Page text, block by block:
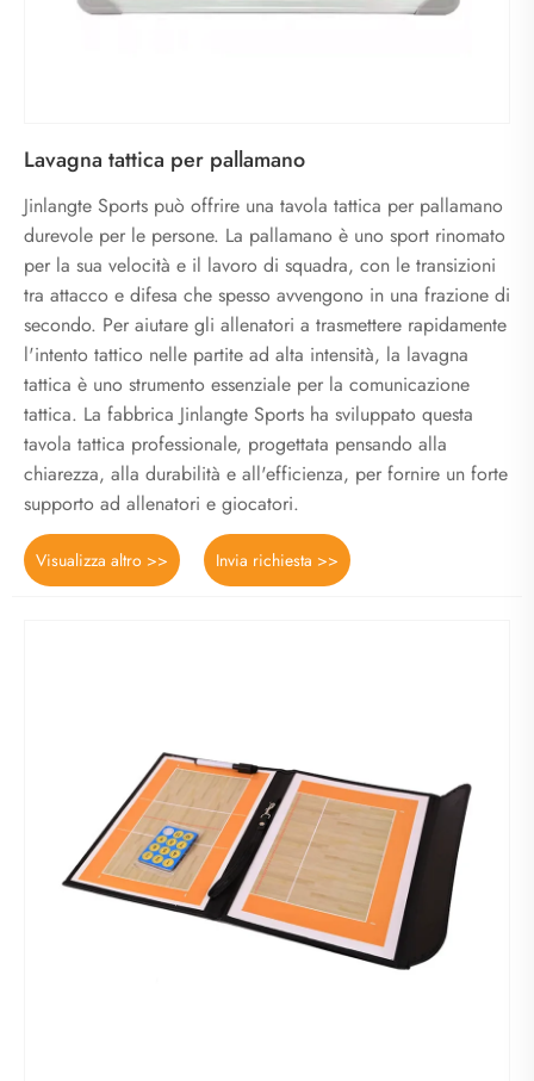
Lavagna tattica per pallamano
Jinlangte Sports può offrire una tavola tattica per pallamano
durevole per le persone. La pallamano è uno sport rinomato
per la sua velocità e il lavoro di squadra, con le transizioni
tra attacco e difesa che spesso avvengono in una frazione di
secondo. Per aiutare gli allenatori a trasmettere rapidamente
l'intento tattico nelle partite ad alta intensità, la lavagna
tattica è uno strumento essenziale per la comunicazione
tattica. La fabbrica Jinlangte Sports ha sviluppato questa
tavola tattica professionale, progettata pensando alla
chiarezza, alla durabilità e all'efficienza, per fornire un forte
supporto ad allenatori e giocatori.
Visualizza altro >> Invia richiesta >>